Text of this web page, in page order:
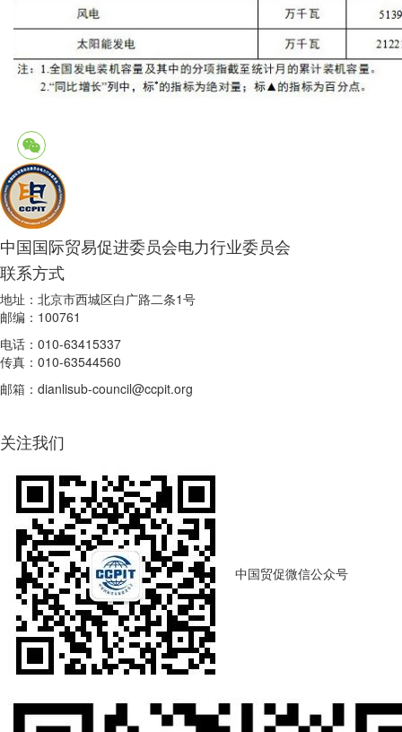
中国国际贸易促进委员会电力行业委员会
联系方式
地址：北京市西城区白广路二条1号
邮编：100761
电话：010-63415337
传真：010-63544560
邮箱：dianlisub-council@ccpit.org
关注我们
中国贸促微信公众号